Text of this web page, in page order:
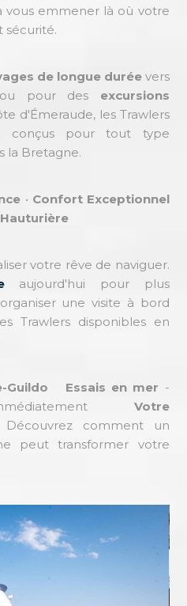
vous emmener là où votre
sécurité.
de longue duréevers
ou pour des excursions
d'Émeraude, les Trawlers
conçus pour tout type
la Bretagne.
• Confort Exceptionnel
votre rêve de naviguer.
aujourd'hui pour plus
une visite à bord
Trawlers disponibles en
Guildo Essais en mer -
Votre
comment un
peut transformer votre